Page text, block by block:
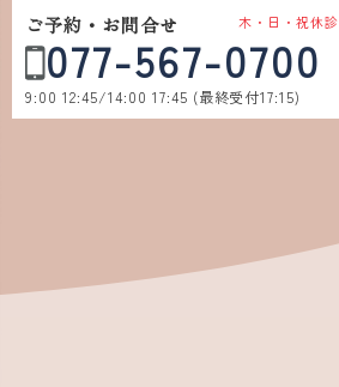
ご予約・お問合せ 木・日・祝休診
077-567-0700
9:00 12:45/14:00 17:45 (最終受付17:15)